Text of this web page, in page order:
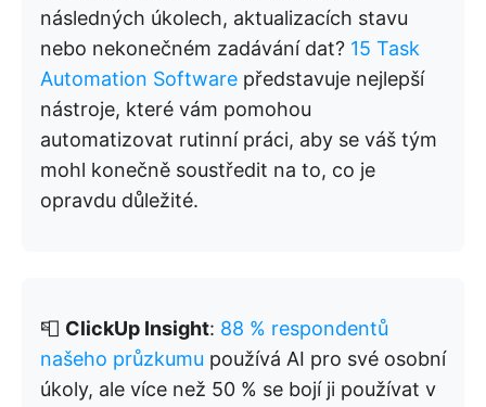
následných úkolech, aktualizacích stavu
nebo nekonečném zadávání dat? 15 Task
Automation Software představuje nejlepší
nástroje, které vám pomohou
automatizovat rutinní práci, aby se váš tým
mohl konečně soustředit na to, co je
opravdu důležité.
📮 ClickUp Insight: 88 % respondentů
našeho průzkumu používá AI pro své osobní
úkoly, ale více než 50 % se bojí ji používat v